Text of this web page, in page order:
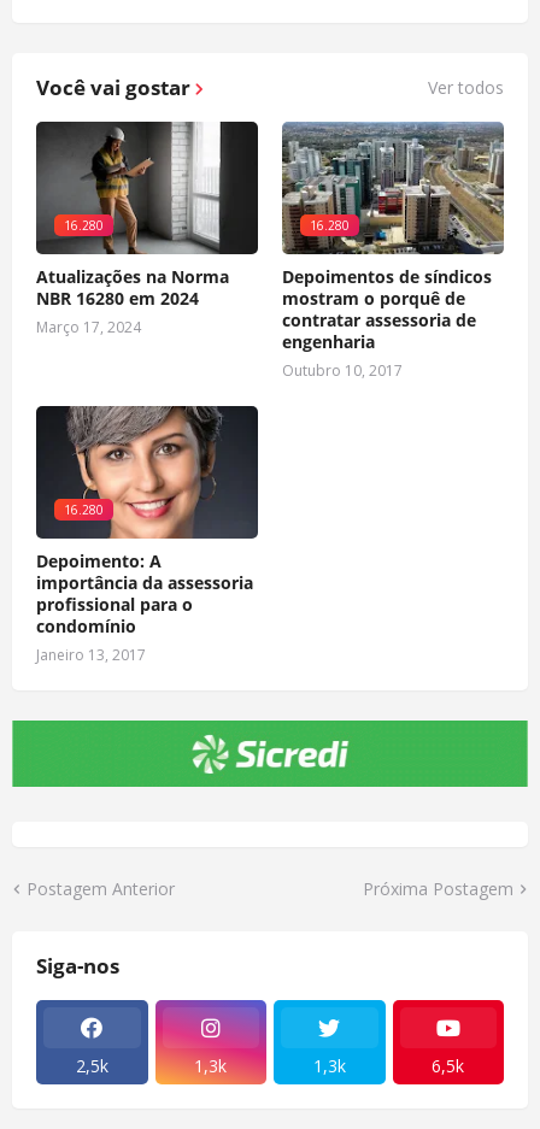
Você vai gostar Ver todos
16.280
Atualizações na Norma
NBR 16280 em 2024
Março 17, 2024
16.280
Depoimentos de síndicos
mostram o porquê de
contratar assessoria de
engenharia
Outubro 10, 2017
16.280
Depoimento: A
importância da assessoria
profissional para o
condomínio
Janeiro 13, 2017
Postagem Anterior Próxima Postagem
Siga-nos
2,5k 1,3k 1,3k 6,5k